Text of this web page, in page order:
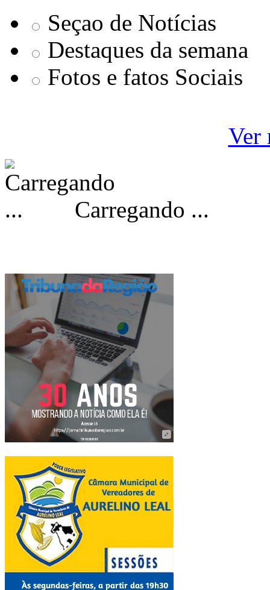
Seçao de Notícias
Destaques da semana
Fotos e fatos Sociais
Ver
Carregando ...